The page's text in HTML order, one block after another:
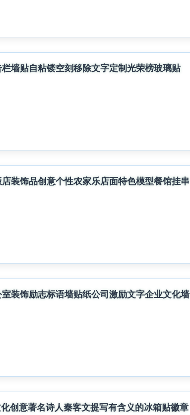
墙贴自粘镂空刻移除文字定制光荣榜玻璃贴
装饰品创意个性农家乐店面特色模型餐馆挂串
装饰励志标语墙贴纸公司激励文字企业文化墙
创意著名诗人秦客文提写有含义的冰箱贴徽章